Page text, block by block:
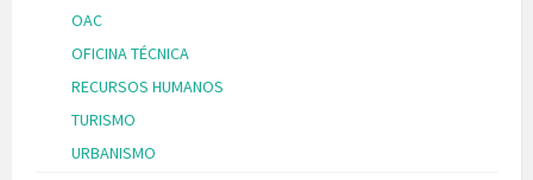
OAC
OFICINA TÉCNICA
RECURSOS HUMANOS
TURISMO
URBANISMO